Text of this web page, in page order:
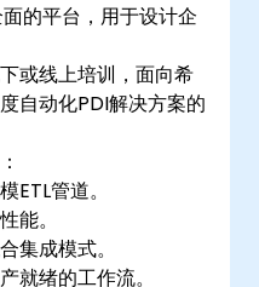
的平台，用于设计企
或线上培训，面向希
自动化PDI解决方案的
ETL管道。
能。
集成模式。
就绪的工作流。